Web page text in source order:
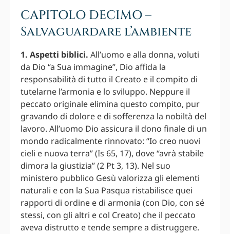
CAPITOLO DECIMO –
Salvaguardare l’ambiente
1. Aspetti biblici. All’uomo e alla donna, voluti
da Dio “a Sua immagine”, Dio affida la
responsabilità di tutto il Creato e il compito di
tutelarne l’armonia e lo sviluppo. Neppure il
peccato originale elimina questo compito, pur
gravando di dolore e di sofferenza la nobiltà del
lavoro. All’uomo Dio assicura il dono finale di un
mondo radicalmente rinnovato: “Io creo nuovi
cieli e nuova terra” (Is 65, 17), dove “avrà stabile
dimora la giustizia” (2 Pt 3, 13). Nel suo
ministero pubblico Gesù valorizza gli elementi
naturali e con la Sua Pasqua ristabilisce quei
rapporti di ordine e di armonia (con Dio, con sé
stessi, con gli altri e col Creato) che il peccato
aveva distrutto e tende sempre a distruggere.